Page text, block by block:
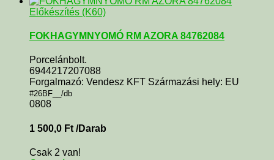
Előkészítés (K60)
FOKHAGYMNYOMÓ RM AZORA 84762084
Porcelánbolt.
6944217207088
Forgalmazó: Vendesz KFT Származási hely: EU
#26BF__/db
0808
1 500,0 Ft /Darab
Csak 2 van!